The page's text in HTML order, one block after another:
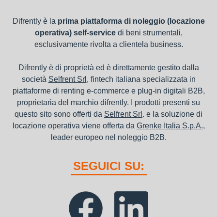
Difrently è la prima piattaforma di noleggio (locazione
operativa) self-servicedi beni strumentali,
esclusivamente rivolta a clientela business.
Difrently è di proprietà ed è direttamente gestito dalla
società Selfrent Srl , fintech italiana specializzata in
piattaforme di renting e-commerce e plug-in digitali B2B,
proprietaria del marchio difrently. I prodotti presenti su
questo sito sono offerti da Selfrent Srl . e la soluzione di
locazione operativa viene offerta da Grenke Italia S.p.A.,
leader europeo nel noleggio B2B.
SEGUICI SU: